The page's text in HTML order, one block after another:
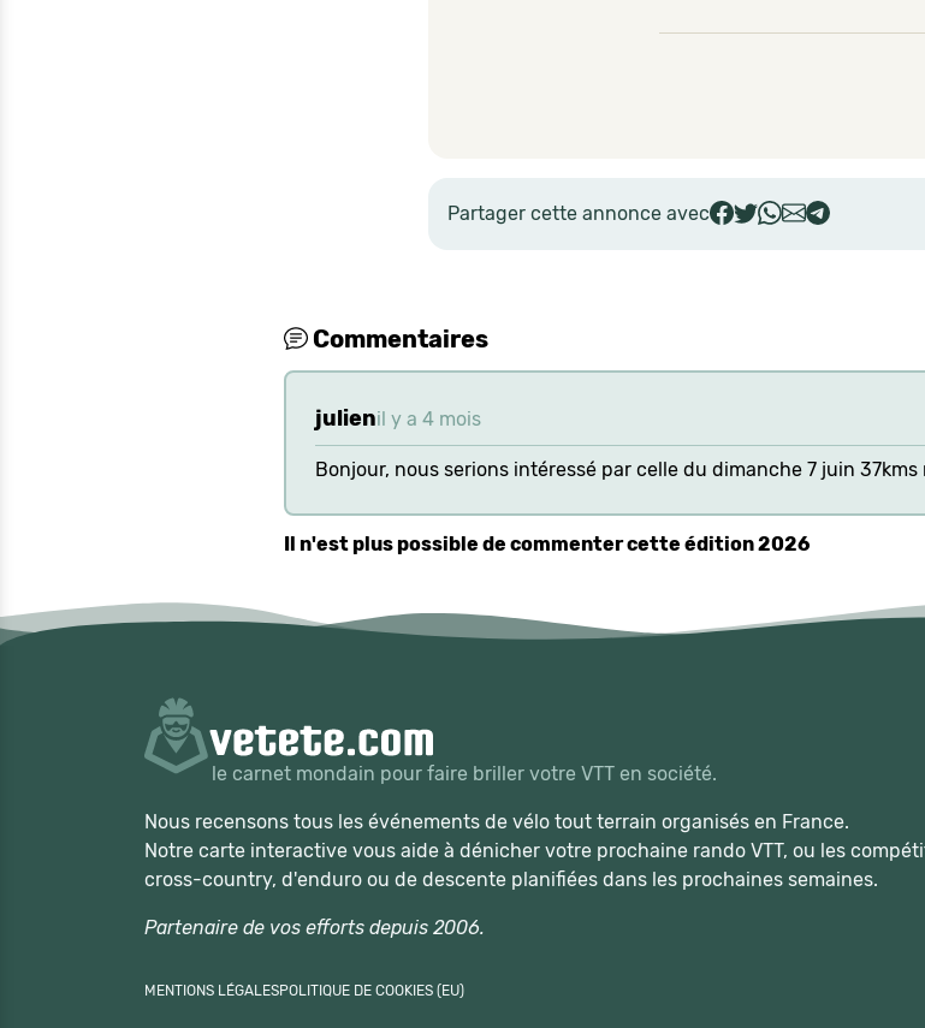
Partager cette annonce avec
Commentaires
julienil y a 4 mois
Bonjour, nous serions intéressé par celle du dimanche 7 juin 37kms
Il n'est plus possible de commenter cette édition 2026
le carnet mondain pour faire briller votre VTT en société.
Nous recensons tous les événements de vélo tout terrain organisés en France.
Notre carte interactive vous aide à dénicher votre prochaine rando VTT, ou les
cross-country, d'enduro ou de descente planifiées dans les prochaines semaines.
Partenaire de vos efforts depuis 2006.
MENTIONS LÉGALESPOLITIQUE DE COOKIES (EU)